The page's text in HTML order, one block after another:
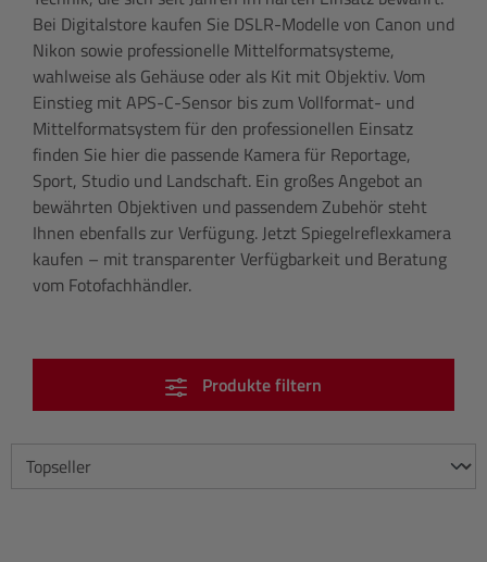
Bei Digitalstore kaufen Sie DSLR-Modelle von Canon und
Nikon sowie professionelle Mittelformatsysteme,
wahlweise als Gehäuse oder als Kit mit Objektiv. Vom
Einstieg mit APS-C-Sensor bis zum Vollformat- und
Mittelformatsystem für den professionellen Einsatz
finden Sie hier die passende Kamera für Reportage,
Sport, Studio und Landschaft. Ein großes Angebot an
bewährten Objektiven und passendem Zubehör steht
Ihnen ebenfalls zur Verfügung. Jetzt Spiegelreflexkamera
kaufen – mit transparenter Verfügbarkeit und Beratung
vom Fotofachhändler.
Produkte filtern